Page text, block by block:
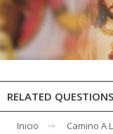
RELATED QUESTIONS
Inicio Camino A